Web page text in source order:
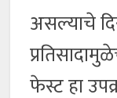
असल्याचे
फेस्ट हा